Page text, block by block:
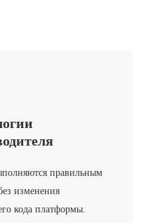
правильным
изменения
кода платформы.